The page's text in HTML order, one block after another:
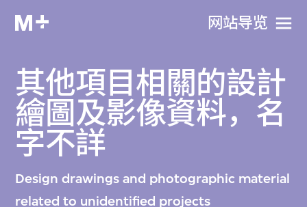
网站导览
其他項目相關的設計
繪圖及影像資料，名
字不詳
Design drawings and photographic material
related to unidentified projects